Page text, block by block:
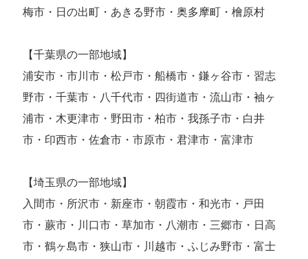
梅市・日の出町・あきる野市・奥多摩町・檜原村
【千葉県の一部地域】
浦安市・市川市・松戸市・船橋市・鎌ヶ谷市・習志
野市・千葉市・八千代市・四街道市・流山市・袖ヶ
浦市・木更津市・野田市・柏市・我孫子市・白井
市・印西市・佐倉市・市原市・君津市・富津市
【埼玉県の一部地域】
入間市・所沢市・新座市・朝霞市・和光市・戸田
市・蕨市・川口市・草加市・八潮市・三郷市・日高
市・鶴ヶ島市・狭山市・川越市・ふじみ野市・富士